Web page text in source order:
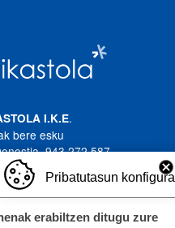
I.K.E.
bere esku
943 272 587
Pribatutasun
erabiltzen ditugu zure